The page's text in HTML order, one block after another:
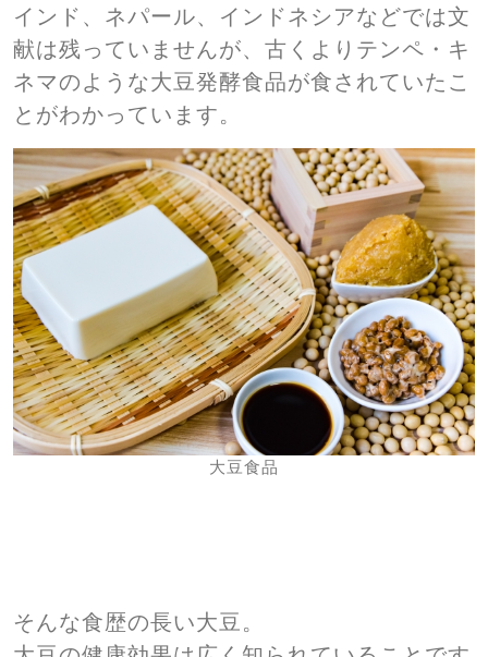
インド、ネパール、インドネシアなどでは文
献は残っていませんが、古くよりテンペ・キ
ネマのような大豆発酵食品が食されていたこ
とがわかっています。
大豆食品
そんな食歴の長い大豆。